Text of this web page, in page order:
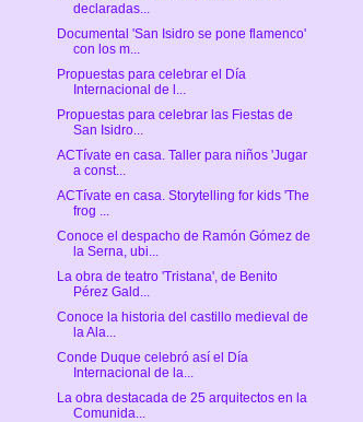
declaradas...
Documental 'San Isidro se pone flamenco'
con los m...
Propuestas para celebrar el Día
Internacional de l...
Propuestas para celebrar las Fiestas de
San Isidro...
ACTívate en casa. Taller para niños 'Jugar
a const...
ACTívate en casa. Storytelling for kids 'The
frog ...
Conoce el despacho de Ramón Gómez de
la Serna, ubi...
La obra de teatro 'Tristana', de Benito
Pérez Gald...
Conoce la historia del castillo medieval de
la Ala...
Conde Duque celebró así el Día
Internacional de la...
La obra destacada de 25 arquitectos en la
Comunida...